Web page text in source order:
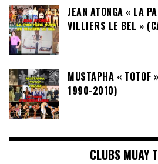
JEAN ATONGA « LA
VILLIERS LE BEL »
MUSTAPHA « TOTOF
1990-2010)
CLUBS MUAY